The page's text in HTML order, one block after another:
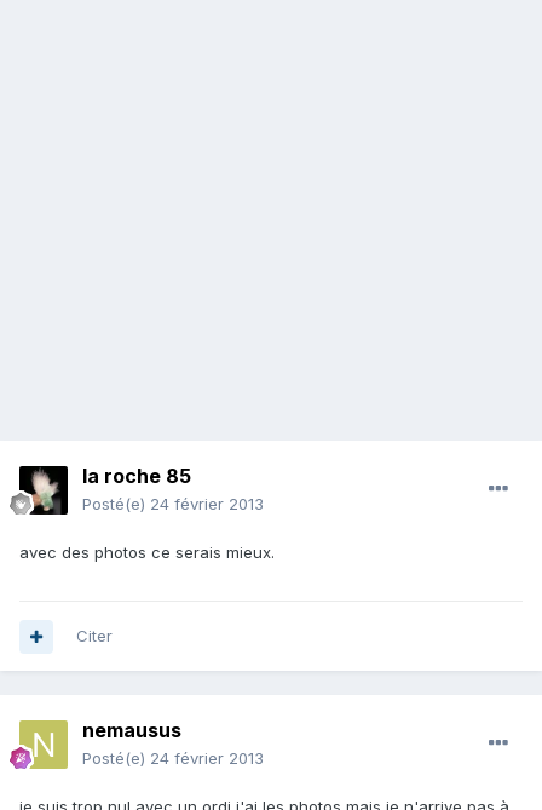
la roche 85
Posté(e) 24 février 2013
avec des photos ce serais mieux.
Citer
nemausus
Posté(e) 24 février 2013